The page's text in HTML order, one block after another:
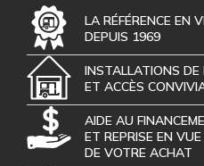
LA RÉFÉRENCE EN
DEPUIS 1969
INSTALLATIONS DE
ET ACCÈS
AIDE AU
ET REPRISE EN VUE
DE VOTRE ACHAT